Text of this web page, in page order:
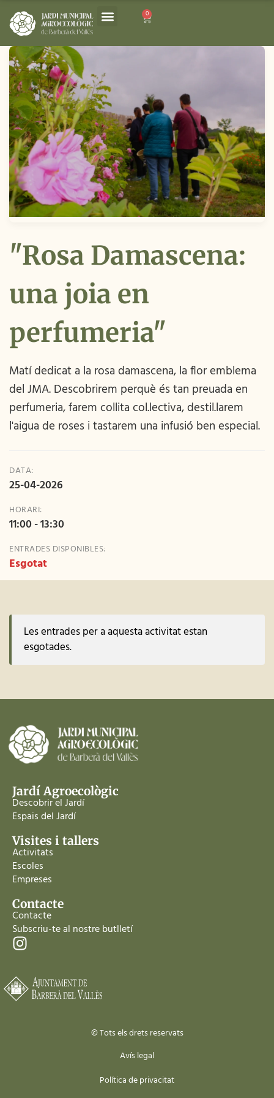
0
"Rosa Damascena:
una joia en
perfumeria"
Matí dedicat a la rosa damascena, la flor emblema
del JMA. Descobrirem perquè és tan preuada en
perfumeria, farem collita col.lectiva, destil.larem
l'aigua de roses i tastarem una infusió ben especial.
DATA:
25-04-2026
HORARI:
11:00 - 13:30
ENTRADES DISPONIBLES:
Esgotat
Les entrades per a aquesta activitat estan
esgotades.
Jardí Agroecològic
Descobrir el Jardí
Espais del Jardí
Visites i tallers
Activitats
Escoles
Empreses
Contacte
Contacte
Subscriu-te al nostre butlletí
© Tots els drets reservats
Avís legal
Política de privacitat